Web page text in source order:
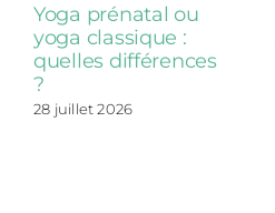
Yoga prénatal ou
yoga classique :
quelles différences
?
28 juillet 2026